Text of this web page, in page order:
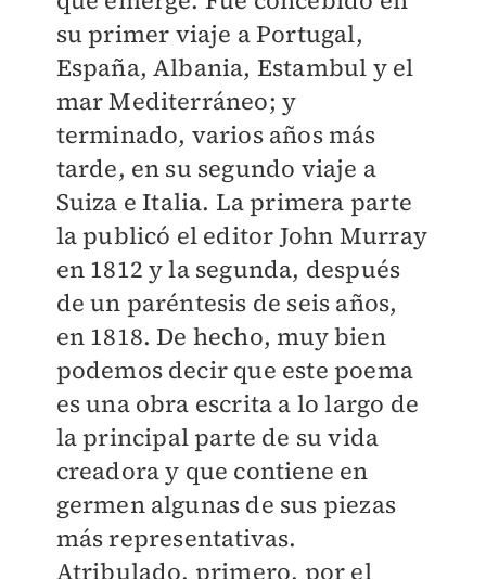
su primer viaje a Portugal,
España, Albania, Estambul y el
mar Mediterráneo; y
terminado, varios años más
tarde, en su segundo viaje a
Suiza e Italia. La primera parte
la publicó el editor John Murray
en 1812 y la segunda, después
de un paréntesis de seis años,
en 1818. De hecho, muy bien
podemos decir que este poema
es una obra escrita a lo largo de
la principal parte de su vida
creadora y que contiene en
germen algunas de sus piezas
más representativas.
Atribulado, primero, por el